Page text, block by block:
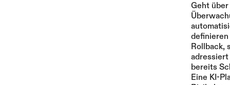
Geht
Rollback,
bereits
Eine KI-